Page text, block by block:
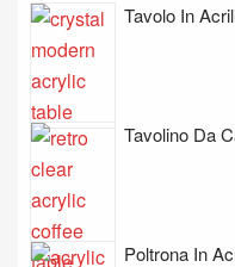
Tavolo In
Tavolino Da
Poltrona In